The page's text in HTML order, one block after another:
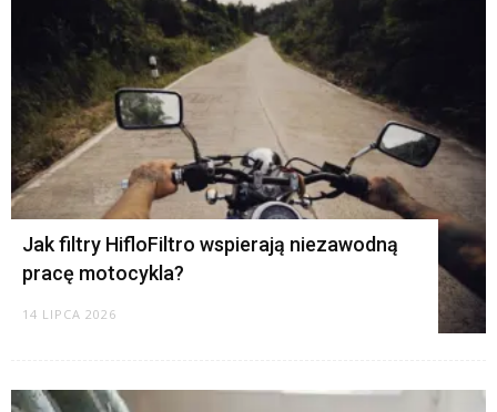
Jak filtry HifloFiltro wspierają niezawodną
pracę motocykla?
14 LIPCA 2026